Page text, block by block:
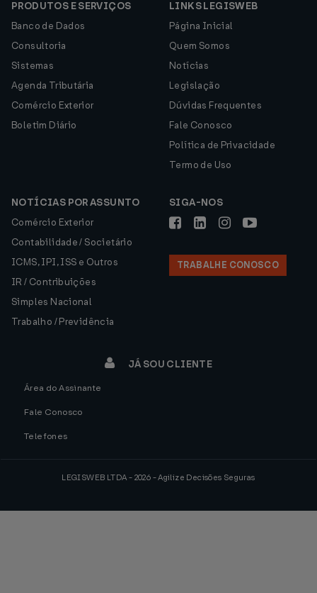
PRODUTOS E SERVIÇOS
Banco de Dados
Consultoria
Sistemas
Agenda Tributária
Comércio Exterior
Boletim Diário
LINKS LEGISWEB
Página Inicial
Quem Somos
Notícias
Legislação
Dúvidas Frequentes
Fale Conosco
Política de Privacidade
Termo de Uso
NOTÍCIAS POR ASSUNTO
Comércio Exterior
Contabilidade / Societário
ICMS, IPI, ISS e Outros
IR / Contribuições
Simples Nacional
Trabalho / Previdência
SIGA-NOS
TRABALHE CONOSCO
JÁ SOU CLIENTE
Área do Assinante
Fale Conosco
Telefones
LEGISWEB LTDA - 2026 - Agilize Decisões Seguras